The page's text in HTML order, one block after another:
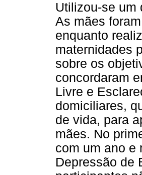
Utilizou-se um
As mães
enquanto
maternidades
sobre os
concordaram
Livre e
domiciliares,
de vida, para
mães. No
com um ano e
Depressão de